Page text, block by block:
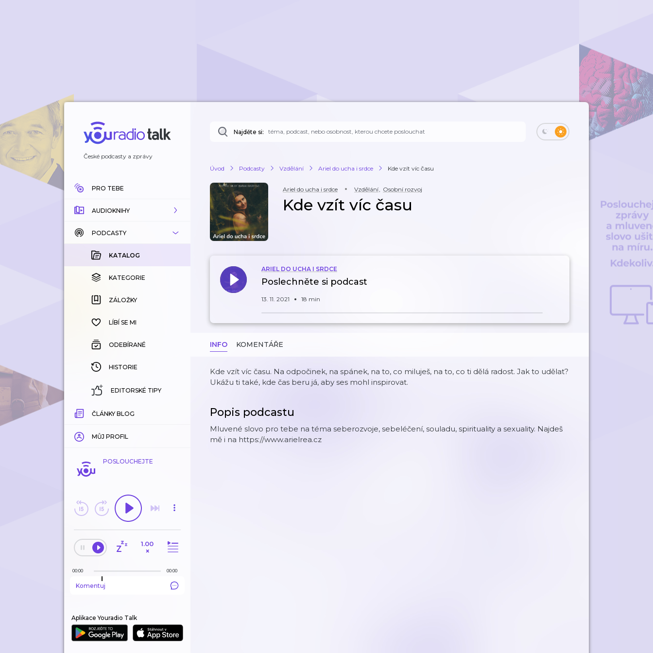
České podcasty a zprávy
PRO TEBE
AUDIOKNIHY
KATALOG
KOUPENÉ
KATEGORIE
ZÁLOŽKY
HISTORIE
PODCASTY
KATALOG
KATEGORIE
ZÁLOŽKY
LÍBÍ SE MI
ODEBÍRANÉ
HISTORIE
EDITORSKÉ TIPY
ČLÁNKY BLOG
MŮJ PROFIL
POSLOUCHEJTE
1.00
×
00:00 00:00
Komentuj
Aplikace Youradio Talk
Najděte si:
Úvod Podcasty Vzdělání Ariel do ucha i srdce Kde vzít víc času
Ariel do ucha i srdce Vzdělání, Osobní rozvoj
Kde vzít víc času
ARIEL DO UCHA I SRDCE
Poslechněte si podcast
13. 11. 2021 18 min
INFO KOMENTÁŘE
Kde vzít víc času. Na odpočinek, na spánek, na to, co miluješ, na to, co ti dělá radost. Jak to udělat?
Ukážu ti také, kde čas beru já, aby ses mohl inspirovat.
Popis podcastu
Mluvené slovo pro tebe na téma seberozvoje, sebeléčení, souladu, spirituality a sexuality. Najdeš
mě i na https://www.arielrea.cz